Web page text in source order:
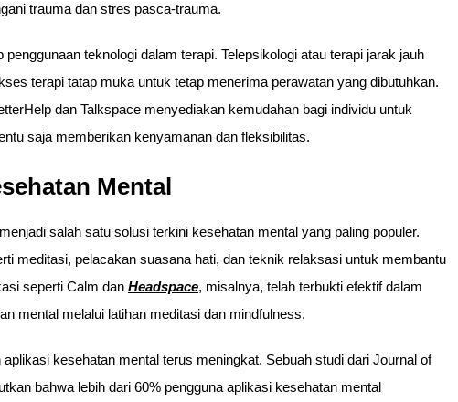
trauma dan stres pasca-trauma.
teknologi dalam terapi. Telepsikologi atau terapi jarak jauh
terapi tatap muka untuk tetap menerima perawatan yang dibutuhkan.
dan Talkspace menyediakan kemudahan bagi individu untuk
saja memberikan kenyamanan dan fleksibilitas.
Mental
salah satu solusi terkini kesehatan mental yang paling populer.
meditasi, pelacakan suasana hati, dan teknik relaksasi untuk membantu
seperti Calm dan Headspace, misalnya, telah terbukti efektif dalam
mental melalui latihan meditasi dan mindfulness.
kesehatan mental terus meningkat. Sebuah studi dari Journal of
bahwa lebih dari 60% pengguna aplikasi kesehatan mental